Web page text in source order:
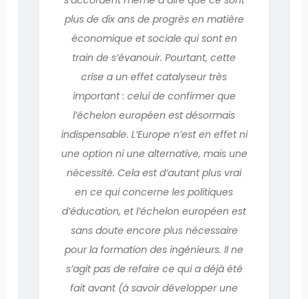
plus de dix ans de progrès en matière
économique et sociale qui sont en
train de s’évanouir. Pourtant, cette
crise a un effet catalyseur très
important : celui de confirmer que
l’échelon européen est désormais
indispensable. L’Europe n’est en effet ni
une option ni une alternative, mais une
nécessité. Cela est d’autant plus vrai
en ce qui concerne les politiques
d’éducation, et l’échelon européen est
sans doute encore plus nécessaire
pour la formation des ingénieurs. Il ne
s’agit pas de refaire ce qui a déjà été
fait avant (à savoir développer une